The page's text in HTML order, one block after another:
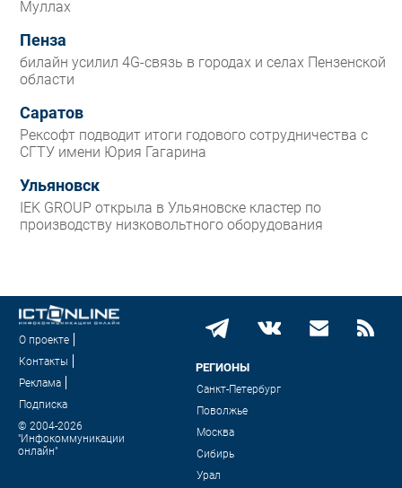
Муллах
Пенза
билайн усилил 4G-связь в городах и селах Пензенской
области
Саратов
Рексофт подводит итоги годового сотрудничества с
СГТУ имени Юрия Гагарина
Ульяновск
IEK GROUP открыла в Ульяновске кластер по
производству низковольтного оборудования
О проекте
Контакты
Реклама
Подписка
© 2004-2026
"Инфокоммуникации
онлайн"
РЕГИОНЫ
Санкт-Петербург
Поволжье
Москва
Сибирь
Урал